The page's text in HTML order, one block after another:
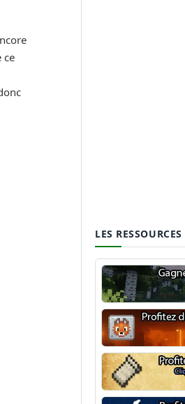
ce
LES
Optifine
NeoForge
Minecraft Fabric